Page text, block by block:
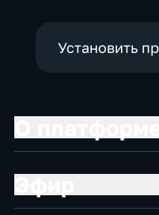
Установить